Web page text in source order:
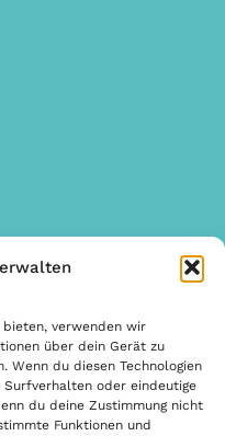
verwenden wir
über dein Gerät zu
Wenn du diesen Technologien
oder eindeutige
du deine Zustimmung nicht
Funktionen und